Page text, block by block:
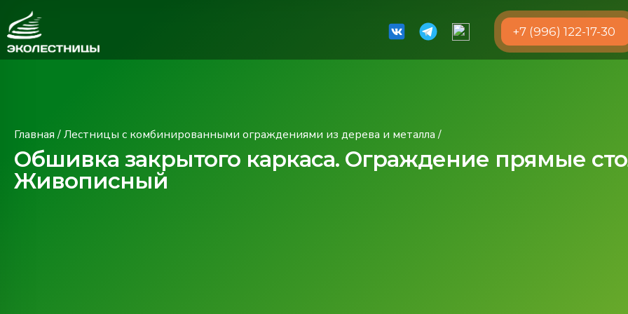
+7 (996) 122-17-30
Главная/Лестницы с комбинированными ограждениями из дерева и металла/
Обшивка закрытого каркаса. Ограждение прямые
Живописный